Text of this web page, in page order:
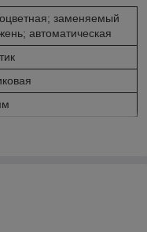
заменяемый
автоматическая